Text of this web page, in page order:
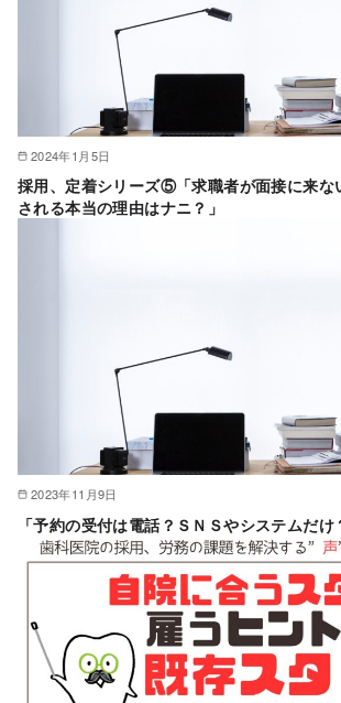
2024年1月5日
採用、定着シリーズ⑤「求職者が面接に来な
される本当の理由はナニ？」
2023年11月9日
「予約の受付は電話？ＳＮＳやシステムだけ